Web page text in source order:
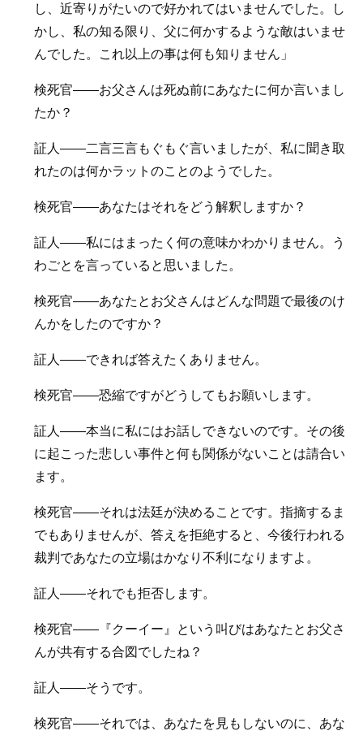
し、近寄りがたいので好かれてはいませんでした。し
かし、私の知る限り、父に何かするような敵はいませ
んでした。これ以上の事は何も知りません」
検死官――お父さんは死ぬ前にあなたに何か言いまし
たか？
証人――二言三言もぐもぐ言いましたが、私に聞き取
れたのは何かラットのことのようでした。
検死官――あなたはそれをどう解釈しますか？
証人――私にはまったく何の意味かわかりません。う
わごとを言っていると思いました。
検死官――あなたとお父さんはどんな問題で最後のけ
んかをしたのですか？
証人――できれば答えたくありません。
検死官――恐縮ですがどうしてもお願いします。
証人――本当に私にはお話しできないのです。その後
に起こった悲しい事件と何も関係がないことは請合い
ます。
検死官――それは法廷が決めることです。指摘するま
でもありませんが、答えを拒絶すると、今後行われる
裁判であなたの立場はかなり不利になりますよ。
証人――それでも拒否します。
検死官――『クーイー』という叫びはあなたとお父さ
んが共有する合図でしたね？
証人――そうです。
検死官――それでは、あなたを見もしないのに、あな